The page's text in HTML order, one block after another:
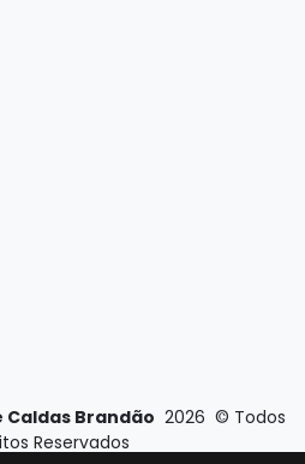
Brandão 2026 © Todos
Reservados